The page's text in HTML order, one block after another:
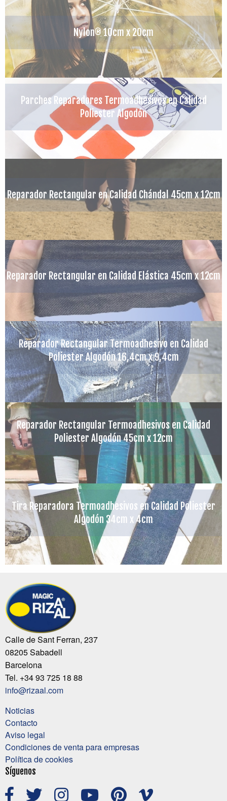
Nylon® 10cm x 20cm
Parches Reparadores Termoadhesivos en Calidad
Poliester Algodón
Reparador Rectangular en Calidad Chándal 45cm x 12cm
Reparador Rectangular en Calidad Elástica 45cm x 12cm
Reparador Rectangular Termoadhesivo en Calidad
Poliester Algodón 16,4cm x 9,4cm
Reparador Rectangular Termoadhesivos en Calidad
Poliester Algodón 45cm x 12cm
Tira Reparadora Termoadhesivos en Calidad Poliester
Algodón 34cm x 4cm
Calle de Sant Ferran, 237
08205 Sabadell
Barcelona
Tel. +34 93 725 18 88
info@rizaal.com
Noticias
Contacto
Aviso legal
Condiciones de venta para empresas
Política de cookies
Síguenos